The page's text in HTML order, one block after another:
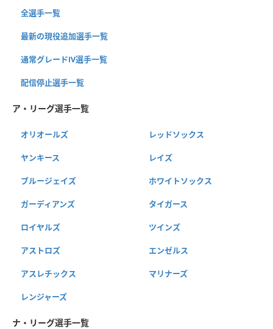
全選手一覧
最新の現役追加選手一覧
通常グレードⅣ選手一覧
配信停止選手一覧
ア・リーグ選手一覧
オリオールズ レッドソックス
ヤンキース レイズ
ブルージェイズ ホワイトソックス
ガーディアンズ タイガース
ロイヤルズ ツインズ
アストロズ エンゼルス
アスレチックス マリナーズ
レンジャーズ
ナ・リーグ選手一覧